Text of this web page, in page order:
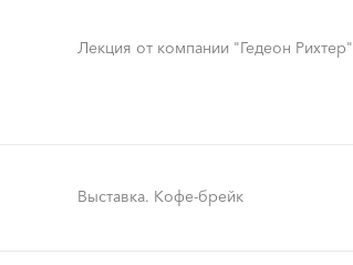
Лекция от компании "Гедеон Рихтер"
Выставка. Кофе-брейк